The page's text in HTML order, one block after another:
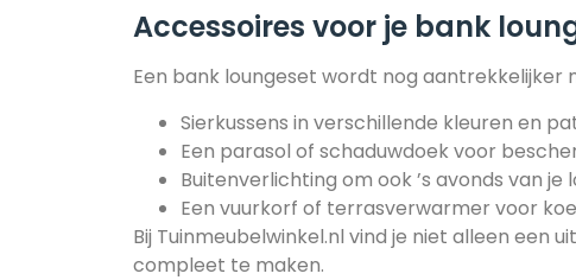
Accessoires voor je bank
Een bank loungeset wordt nog aantrekkelijker
Sierkussens in verschillende kleuren en
Een parasol of schaduwdoek voor
Buitenverlichting om ook ’s avonds van
Een vuurkorf of terrasverwarmer voor
Bij Tuinmeubelwinkel.nl vind je niet alleen een
compleet te maken.